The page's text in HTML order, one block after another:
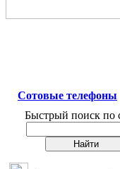
Сотовые телефоны
Быстрый поиск по